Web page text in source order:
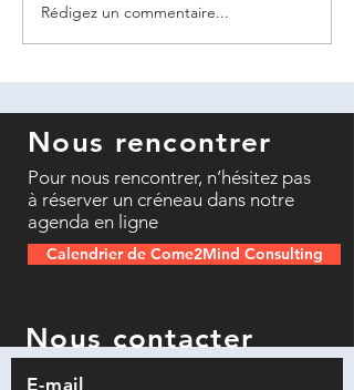
Rédigez un commentaire...
Nous rencontrer
Pour nous rencontrer, n’hésitez pas
à réserver un créneau dans notre
agenda en ligne
Calendrier de Come2Mind Consulting
Nous contacter
E-mail